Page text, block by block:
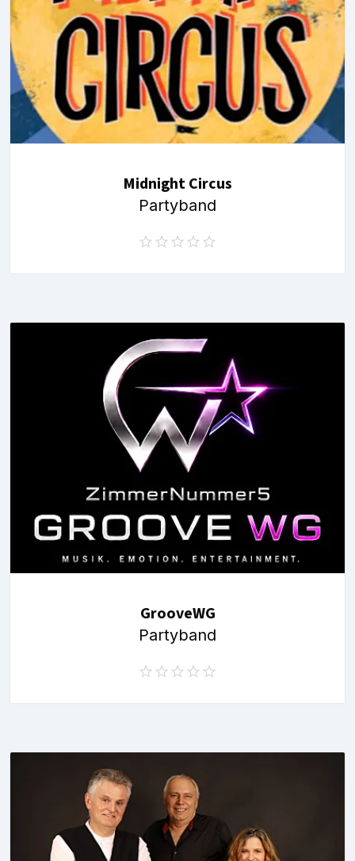
Midnight Circus
Partyband
GrooveWG
Partyband